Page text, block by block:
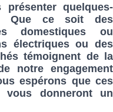
quelques-
Que ce soit des
domestiques ou
électriques ou des
témoignent de la
notre engagement
espérons que ces
vous donneront un